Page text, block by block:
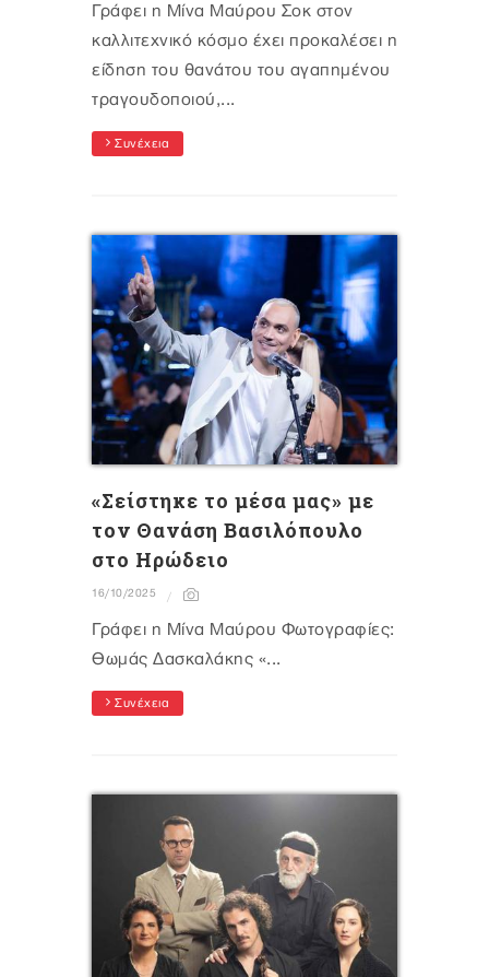
Γράφει η Μίνα Μαύρου Σοκ στον
καλλιτεχνικό κόσμο έχει προκαλέσει η
είδηση του θανάτου του αγαπημένου
τραγουδοποιού,...
Συνέχεια
«Σείστηκε το μέσα μας» με
τον Θανάση Βασιλόπουλο
στο Ηρώδειο
16/10/2025
Γράφει η Μίνα Μαύρου Φωτογραφίες:
Θωμάς Δασκαλάκης «...
Συνέχεια